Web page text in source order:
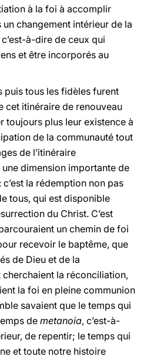
à la foi à accomplir
changement intérieur de la
à-dire de ceux qui
et être incorporés au
puis tous les fidèles furent
cet itinéraire de renouveau
toujours plus leur existence à
de la communauté tout
de l’itinéraire
dimension importante de
la rédemption non pas
tous, qui est disponible
du Christ. C’est
un chemin de foi
recevoir le baptême, que
de Dieu et de la
la réconciliation,
la foi en pleine communion
savaient que le temps qui
de metanoia, c’est-à-
de repentir; le temps qui
et toute notre histoire